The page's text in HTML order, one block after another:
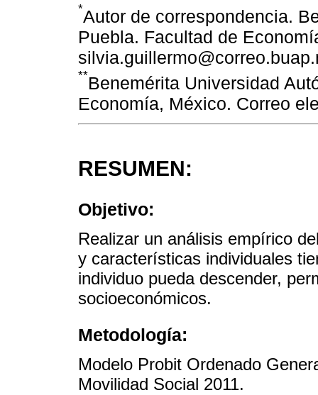
*Autor de correspondencia.
Puebla. Facultad de
**Benemérita Universidad
Economía, México. Correo
RESUMEN:
Objetivo:
Realizar un análisis empírico
y características individuales
individuo pueda descender,
socioeconómicos.
Metodología:
Modelo Probit Ordenado
Movilidad Social 2011.